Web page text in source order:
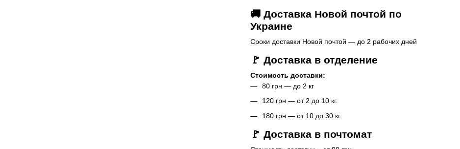
🚚 Доставка Новой почтой по
Украине
Сроки доставки Новой почтой — до 2 рабочих дней
🚩 Доставка в отделение
Стоимость доставки:
80 грн — до 2 кг
120 грн — от 2 до 10 кг.
180 грн — от 10 до 30 кг.
🚩 Доставка в почтомат